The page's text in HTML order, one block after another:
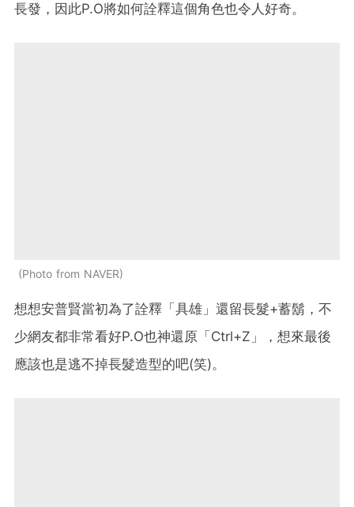
長發，因此P.O將如何詮釋這個角色也令人好奇。
Photo from NAVER
想想安普賢當初為了詮釋「具雄」還留長髮+蓄鬍，不
少網友都非常看好P.O也神還原「Ctrl+Z」，想來最後
應該也是逃不掉長髮造型的吧(笑)。